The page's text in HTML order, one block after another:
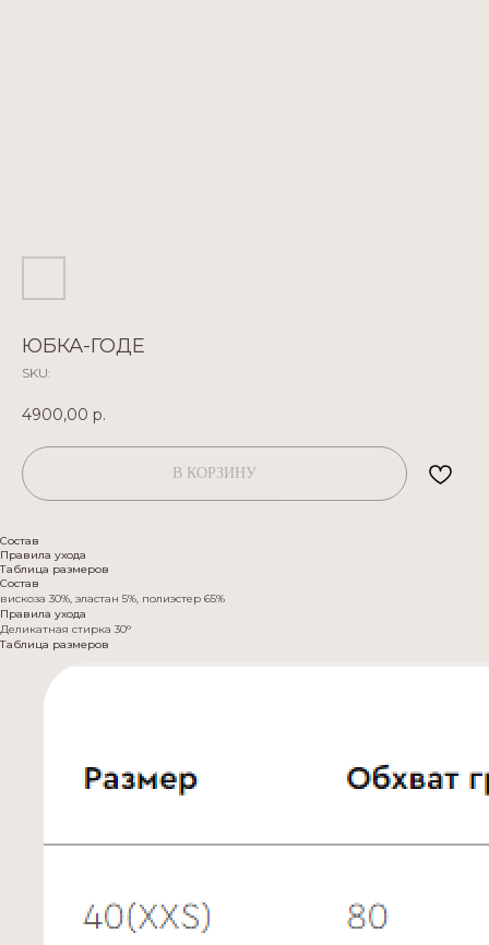
ЮБКА-ГОДЕ
SKU:
4900,00 р.
В КОРЗИНУ
Состав
Правила ухода
Таблица размеров
Состав
вискоза 30%, эластан 5%, полиэстер 65%
Правила ухода
Деликатная стирка 30°
Таблица размеров